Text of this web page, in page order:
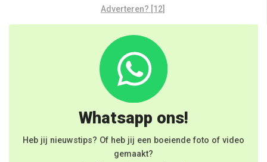
Adverteren? [12]
Whatsapp ons!
Heb jij nieuwstips? Of heb jij een boeiende foto of video
gemaakt?